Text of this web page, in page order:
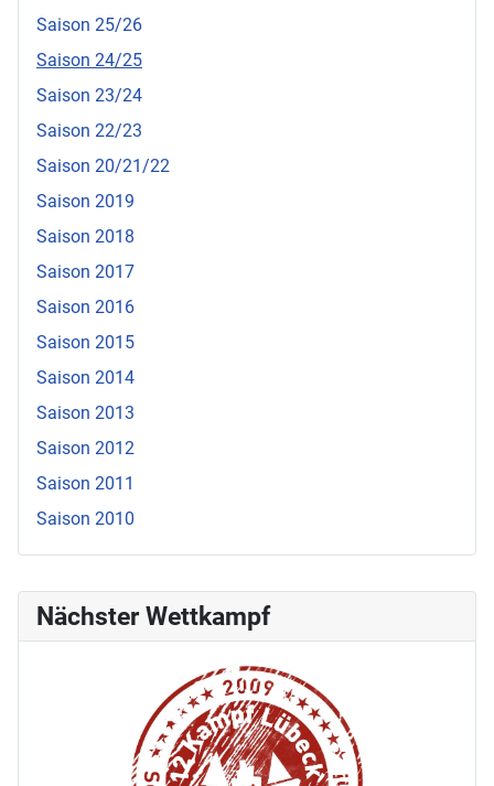
Nächster Wettkampf
Saison 25/26
Saison 24/25
Saison 23/24
Saison 22/23
Saison 20/21/22
Saison 2019
Saison 2018
Saison 2017
Saison 2016
Saison 2015
Saison 2014
Saison 2013
Saison 2012
Saison 2011
Saison 2010